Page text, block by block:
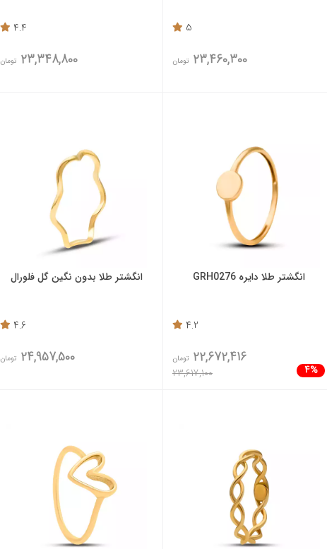
5
23,460,300 تومان
4.4
23,348,800 تومان
انگشتر طلا دایره GRH0276
4.2
4%
22,672,416 تومان
23,617,100
انگشتر طلا بدون نگین گل فلورال
4.6
24,957,500 تومان